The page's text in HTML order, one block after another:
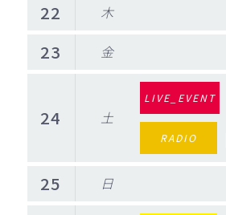
22 木
23 金
24 土
LIVE_EVENT
RADIO
25 日